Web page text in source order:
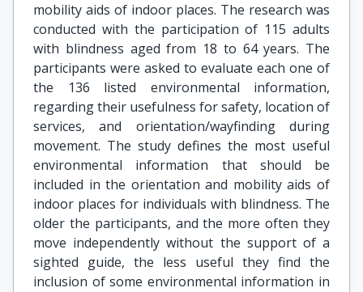
mobility aids of indoor places. The research was
conducted with the participation of 115 adults
with blindness aged from 18 to 64 years. The
participants were asked to evaluate each one of
the 136 listed environmental information,
regarding their usefulness for safety, location of
services, and orientation/wayfinding during
movement. The study defines the most useful
environmental information that should be
included in the orientation and mobility aids of
indoor places for individuals with blindness. The
older the participants, and the more often they
move independently without the support of a
sighted guide, the less useful they find the
inclusion of some environmental information in